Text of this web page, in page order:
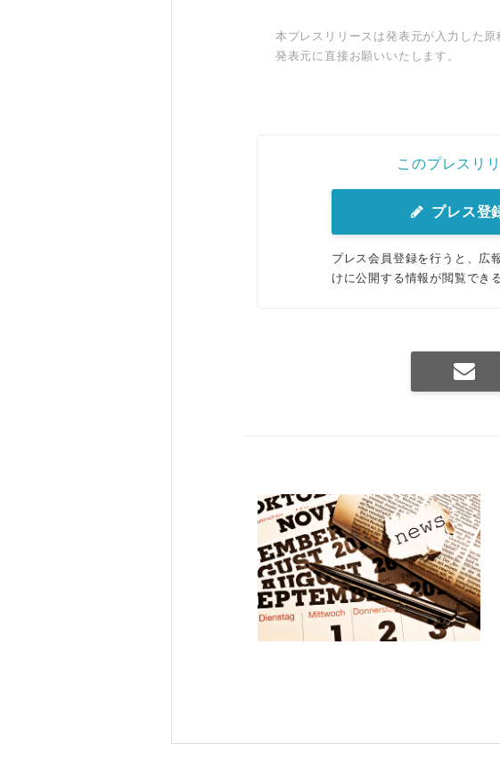
本プレスリリースは発表元が入力した
発表元に直接お願いいたします。
このプレスリ
プレス登
プレス会員登録を行うと、広
けに公開する情報が閲覧でき